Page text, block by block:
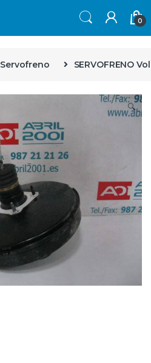
0
Servofreno SERVOFRENO
🔍